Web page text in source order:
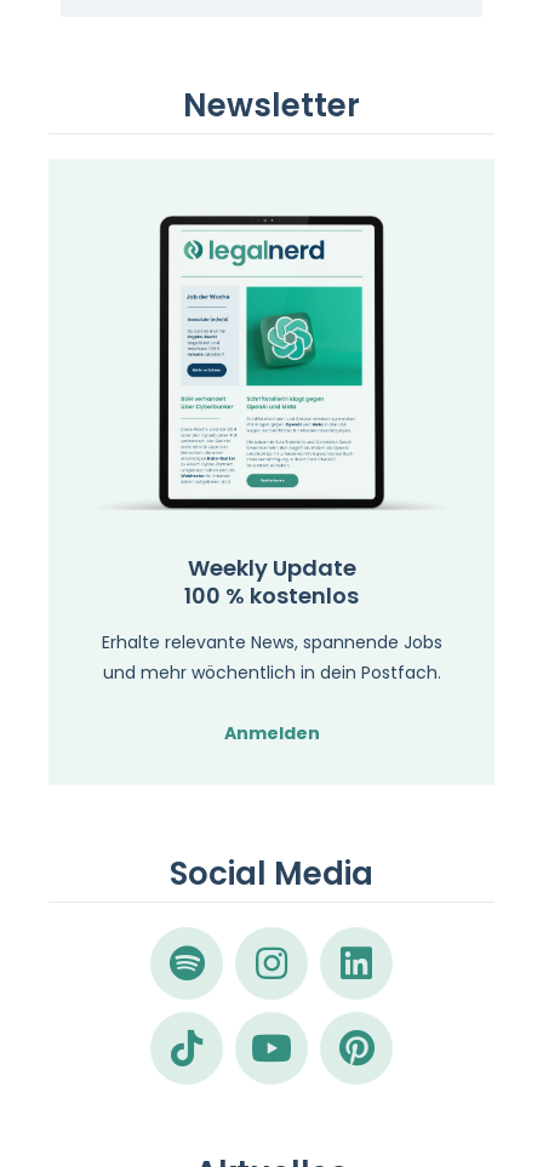
Newsletter
Weekly Update
100 % kostenlos
Erhalte relevante News, spannende Jobs
und mehr wöchentlich in dein Postfach.
Anmelden
Social Media